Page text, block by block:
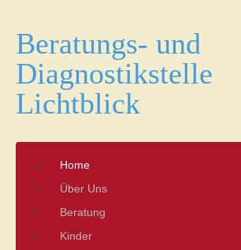
Beratungs- und
Diagnostikstelle
Lichtblick
Home
Über Uns
Beratung
Kinder